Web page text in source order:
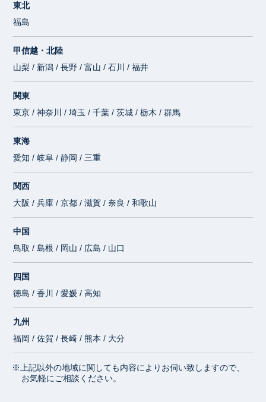
東北
福島
甲信越・北陸
山梨 / 新潟 / 長野 / 富山 / 石川 / 福井
関東
東京 / 神奈川 / 埼玉 / 千葉 / 茨城 / 栃木 / 群馬
東海
愛知 / 岐阜 / 静岡 / 三重
関西
大阪 / 兵庫 / 京都 / 滋賀 / 奈良 / 和歌山
中国
鳥取 / 島根 / 岡山 / 広島 / 山口
四国
徳島 / 香川 / 愛媛 / 高知
九州
福岡 / 佐賀 / 長崎 / 熊本 / 大分
※上記以外の地域に関しても内容によりお伺い致しますので、
お気軽にご相談ください。